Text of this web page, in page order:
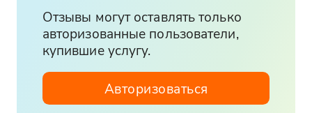
Отзывы могут оставлять только
авторизованные пользователи,
купившие услугу.
Авторизоваться